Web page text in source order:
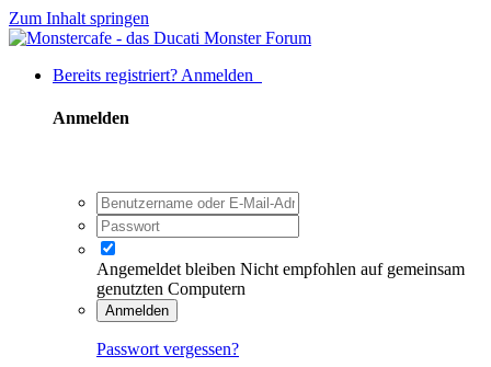
Zum Inhalt springen
Bereits registriert? Anmelden
Anmelden
Angemeldet bleiben Nicht empfohlen auf gemeinsam
genutzten Computern
Anmelden
Passwort vergessen?